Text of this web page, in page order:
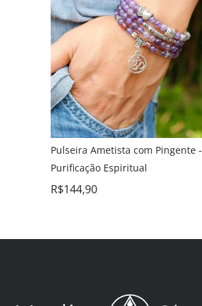
Pulseira Ametista com Pingente -
Purificação Espiritual
R$144,90